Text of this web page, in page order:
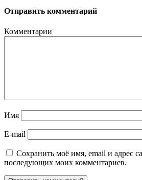
Отправить комментарий
Комментарии
Имя
E-mail
Сохранить моё имя, email и адрес
последующих моих комментариев.